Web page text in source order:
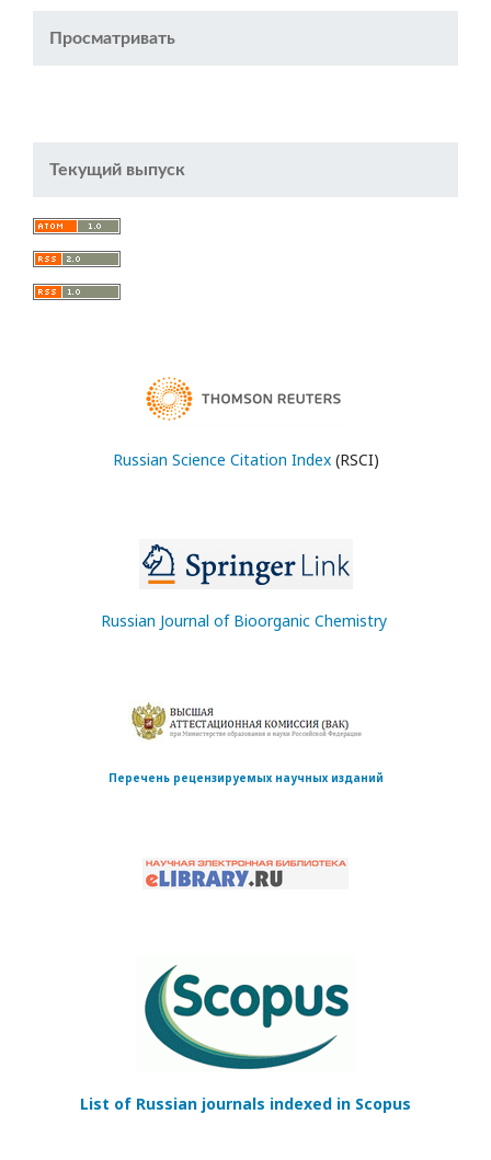
Просматривать
Текущий выпуск
Russian Science Citation Index(RSCI)
Russian Journal of Bioorganic Chemistry
Перечень рецензируемых научных изданий
List of Russian journals indexed in Scopus